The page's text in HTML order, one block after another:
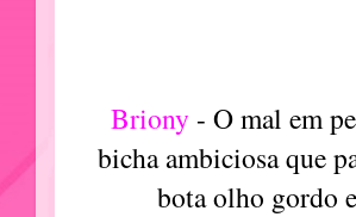
Briony - O mal em
bicha ambiciosa que
bota olho gordo